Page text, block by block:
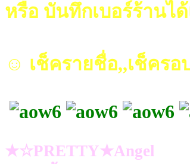
หรือ บันทึกเบอร์ร้านได้
☺ เช็ครายชื่อ,,เช็ครอ
★☆PRETTY★Angel